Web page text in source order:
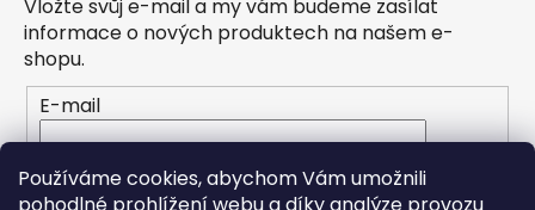
Používáme cookies, abychom Vám umožnili
Vložte svůj e-mail a my vám budeme zasílat
informace o nových produktech na našem e-
shopu.
E-mail
Vložením e-mailu souhlasíte s podmínkami
ochrany osobních údajů